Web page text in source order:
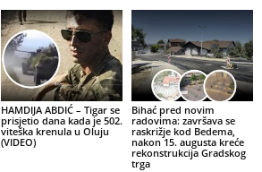
HAMDIJA ABDIĆ – Tigar se
prisjetio dana kada je 502.
viteška krenula u Oluju
(VIDEO)
Bihać pred novim
radovima: završava se
raskrižje kod Bedema,
nakon 15. augusta kreće
rekonstrukcija Gradskog
trga